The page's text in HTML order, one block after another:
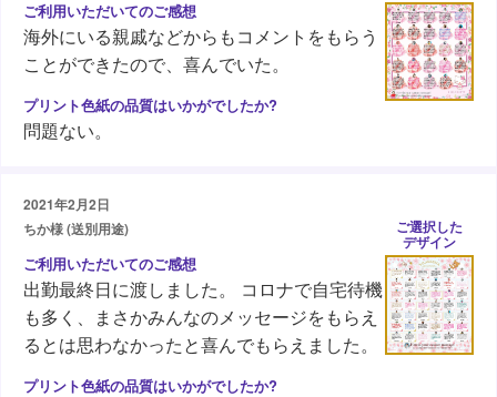
海外にいる親戚などからもコメントをもらう
ことができたので、喜んでいた。
問題ない。
2021年2月2日
ちか様 (送別用途)
出勤最終日に渡しました。 コロナで自宅待機
も多く、まさかみんなのメッセージをもらえ
るとは思わなかったと喜んでもらえました。
ご選択した
デザイン